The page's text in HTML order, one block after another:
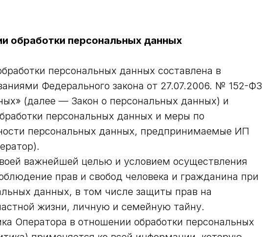
обработки персональных данных
персональных данных составлена в
Федерального закона от 27.07.2006. № 152-ФЗ
(далее — Закон о персональных данных) и
персональных данных и меры по
персональных данных, предпринимаемые ИП
важнейшей целью и условием осуществления
прав и свобод человека и гражданина при
данных, в том числе защиты прав на
жизни, личную и семейную тайну.
Оператора в отношении обработки персональных